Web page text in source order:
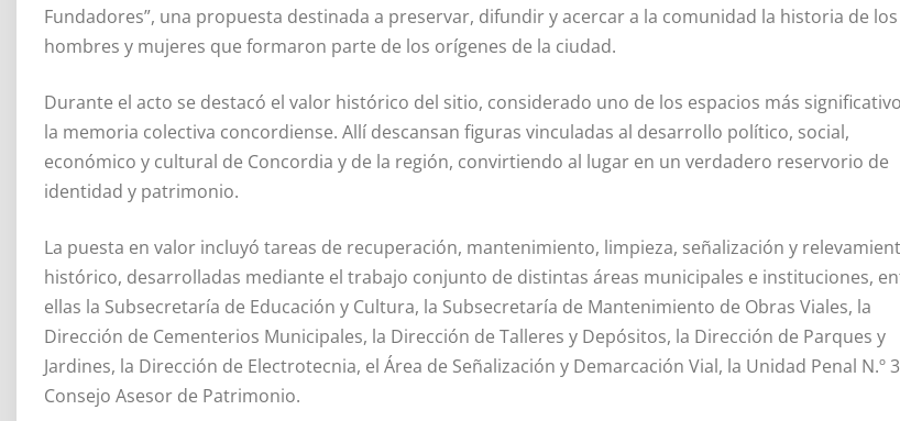
Fundadores”, una propuesta destinada a preservar, difundir y acercar a la comunidad la historia de los
hombres y mujeres que formaron parte de los orígenes de la ciudad.
Durante el acto se destacó el valor histórico del sitio, considerado uno de los espacios más
la memoria colectiva concordiense. Allí descansan figuras vinculadas al desarrollo político, social,
económico y cultural de Concordia y de la región, convirtiendo al lugar en un verdadero reservorio de
identidad y patrimonio.
La puesta en valor incluyó tareas de recuperación, mantenimiento, limpieza, señalización y
histórico, desarrolladas mediante el trabajo conjunto de distintas áreas municipales e instituciones,
ellas la Subsecretaría de Educación y Cultura, la Subsecretaría de Mantenimiento de Obras Viales, la
Dirección de Cementerios Municipales, la Dirección de Talleres y Depósitos, la Dirección de Parques y
Jardines, la Dirección de Electrotecnia, el Área de Señalización y Demarcación Vial, la Unidad Penal N.º
Consejo Asesor de Patrimonio.